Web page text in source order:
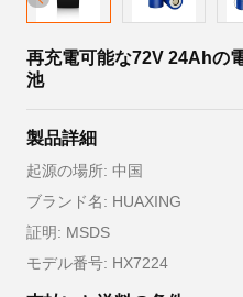
再充電可能な72V 24Ahの
池
製品詳細
起源の場所: 中国
ブランド名: HUAXING
証明: MSDS
モデル番号: HX7224